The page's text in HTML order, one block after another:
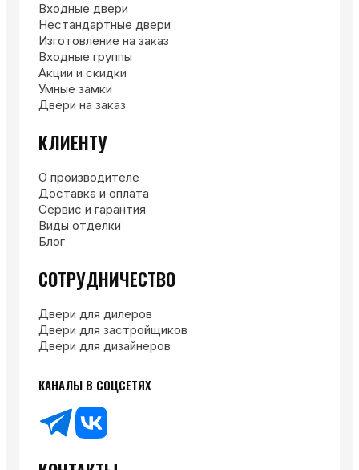
Входные двери
Нестандартные двери
Изготовление на заказ
Входные группы
Акции и скидки
Умные замки
Двери на заказ
КЛИЕНТУ
О производителе
Доставка и оплата
Сервис и гарантия
Виды отделки
Блог
СОТРУДНИЧЕСТВО
Двери для дилеров
Двери для застройщиков
Двери для дизайнеров
КАНАЛЫ В СОЦСЕТЯХ